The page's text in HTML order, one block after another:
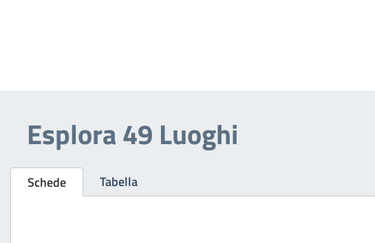
Esplora 49 Luoghi
Schede Tabella